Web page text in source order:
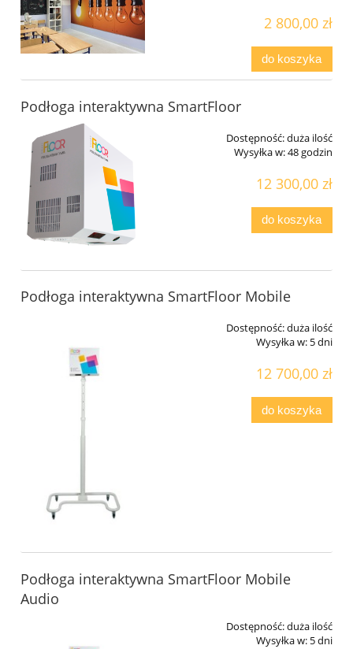
2 800,00 zł
do koszyka
Podłoga interaktywna SmartFloor
Dostępność:duża ilość
Wysyłka w:48 godzin
12 300,00 zł
do koszyka
Podłoga interaktywna SmartFloor Mobile
Dostępność:duża ilość
Wysyłka w: 5 dni
12 700,00 zł
do koszyka
Podłoga interaktywna SmartFloor Mobile
Audio
Dostępność:duża ilość
Wysyłka w: 5 dni